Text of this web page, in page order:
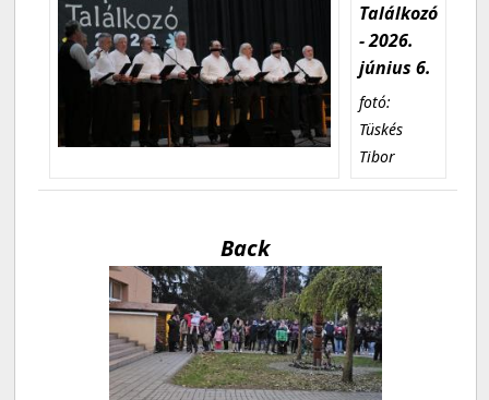
Találkozó
- 2026.
június 6.
fotó:
Tüskés
Tibor
Back